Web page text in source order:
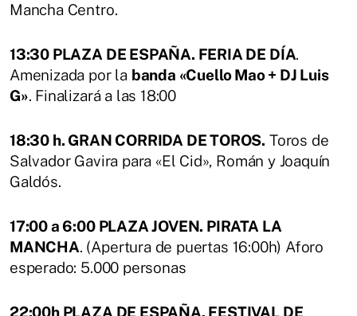
Mancha Centro.
13:30 PLAZA DE ESPAÑA. FERIA DE DÍA.
Amenizada por la banda «Cuello Mao + DJ Luis
G». Finalizará a las 18:00
18:30 h. GRAN CORRIDA DE TOROS. Toros de
Salvador Gavira para «El Cid», Román y Joaquín
Galdós.
17:00 a 6:00 PLAZA JOVEN. PIRATA LA
MANCHA. (Apertura de puertas 16:00h) Aforo
esperado: 5.000 personas
22:00h PLAZA DE ESPAÑA. FESTIVAL DE